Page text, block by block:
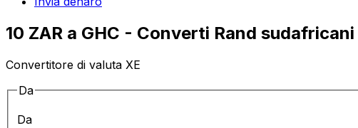
10 ZAR a GHC - Converti Rand
Convertitore di valuta XE
Da
Da